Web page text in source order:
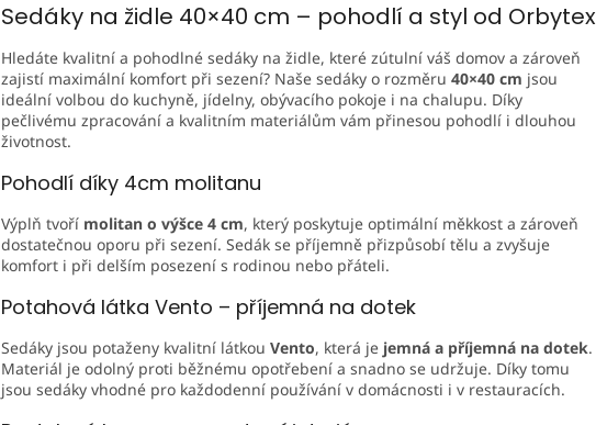
Sedáky na židle 40×40 cm – pohodlí a styl od Orbytex
Hledáte kvalitní a pohodlné sedáky na židle, které zútulní váš domov a zároveň
zajistí maximální komfort při sezení? Naše sedáky o rozměru 40×40 cm jsou
ideální volbou do kuchyně, jídelny, obývacího pokoje i na chalupu. Díky
pečlivému zpracování a kvalitním materiálům vám přinesou pohodlí i dlouhou
životnost.
Pohodlí díky 4cm molitanu
Výplň tvoří molitan o výšce 4 cm, který poskytuje optimální měkkost a zároveň
dostatečnou oporu při sezení. Sedák se příjemně přizpůsobí tělu a zvyšuje
komfort i při delším posezení s rodinou nebo přáteli.
Potahová látka Vento – příjemná na dotek
Sedáky jsou potaženy kvalitní látkou Vento, která je jemná a příjemná na dotek.
Materiál je odolný proti běžnému opotřebení a snadno se udržuje. Díky tomu
jsou sedáky vhodné pro každodenní používání v domácnosti i v restauracích.